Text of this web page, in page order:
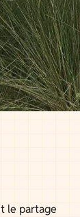
le partage